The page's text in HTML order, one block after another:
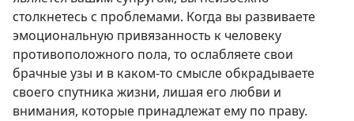
столкнетесь с проблемами. Когда вы развиваете
эмоциональную привязанность к человеку
противоположного пола, то ослабляете свои
брачные узы и в каком-то смысле обкрадываете
своего спутника жизни, лишая его любви и
внимания, которые принадлежат ему по праву.